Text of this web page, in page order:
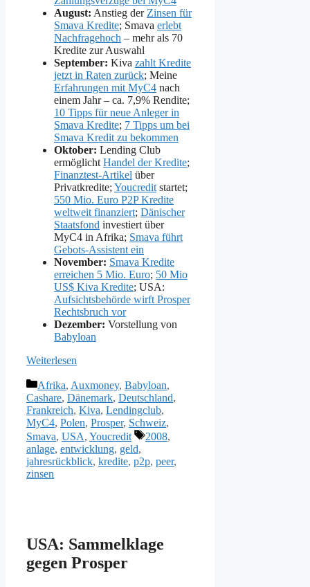
August: Anstieg der Zinsen für
Smava Kredite; Smava erlebt
Nachfragehoch – mehr als 70
Kredite zur Auswahl
September: Kiva zahlt Kredite
jetzt in Raten zurück; Meine
Erfahrungen mit MyC4 nach
einem Jahr – ca. 7,9% Rendite;
10 Tipps für neue Anleger in
Smava Kredite; 7 Tipps um bei
Smava Kredit zu bekommen
Oktober: Lending Club
ermöglicht Handel der Kredite;
Finanztest-Artikel über
Privatkredite; Youcredit startet;
550 Mio. Euro P2P Kredite
weltweit finanziert; Dänischer
Staatsfond investiert über
MyC4 in Afrika; Smava führt
Gebots-Assistent ein
November: Smava Kredite
erreichen 5 Mio. Euro; 50 Mio
US$ Kiva Kredite; USA:
Aufsichtsbehörde wirft Prosper
Rechtsbruch vor
Dezember: Vorstellung von
Babyloan
Weiterlesen
Kategorien
Afrika, Auxmoney, Babyloan,
Cashare, Dänemark, Deutschland,
Frankreich, Kiva, Lendingclub,
MyC4, Polen, Prosper, Schweiz,
Smava, USA, Youcredit Schlagwörter
2008,
anlage, entwicklung, geld,
jahresrückblick, kredite, p2p, peer,
zinsen
USA: Sammelklage
gegen Prosper